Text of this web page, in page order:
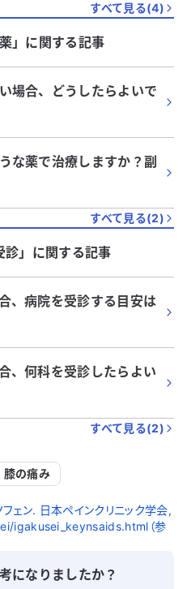
すべて見る(4)
」に関する記事
場合、どうしたらよいで
な薬で治療しますか？副
すべて見る(2)
診」に関する記事
、病院を受診する目安は
、何科を受診したらよい
すべて見る(2)
膝の痛み
ェン. 日本ペインクリニック学会,
igakusei_keynsaids.html（参
になりましたか？